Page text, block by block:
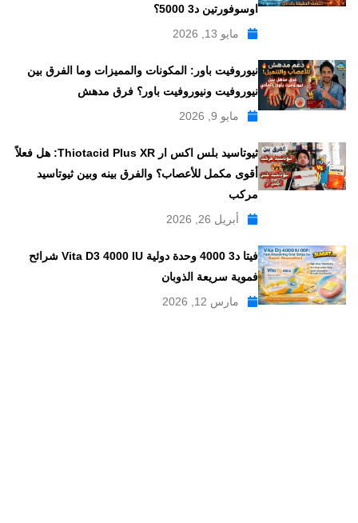
اوسوفورتين د3 5000؟
مايو 13, 2026
نيوروفيت باور: المكونات والمميزات وما الفرق بين
نيوروفيت ونيوروفيت باور؟ فرق مدهش
مايو 9, 2026
ثيوتاسيد بلس اكس ار Thiotacid Plus XR: هل فعلاً
أقوى مكمل للأعصاب؟ والفرق بينه وبين ثيوتاسيد
مركب
أبريل 26, 2026
فيتا د3 4000 وحدة دولية Vita D3 4000 IU شرائح
فموية سريعة الذوبان
مارس 12, 2026